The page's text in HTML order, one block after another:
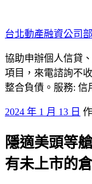
至
主
要
內
容
台北動產融資公司
協助申辦個人信貸
項目，來電諮詢不
整合負債。服務: 信
發
於
2024 年 1 月 13 日
隱適美頭等
有未上市的